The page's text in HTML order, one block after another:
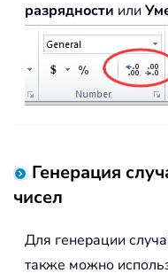
разрядности или
Генерация
чисел
Для генерации
также можно